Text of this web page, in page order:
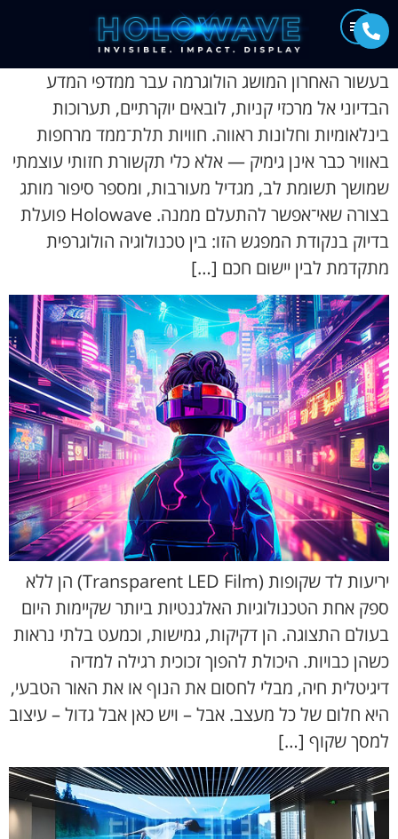
בעשור האחרון המושג הולוגרמה עבר ממדפי המדע
הבדיוני אל מרכזי קניות, לובאים יוקרתיים, תערוכות
בינלאומיות וחלונות ראווה. חוויות תלת־ממד מרחפות
באוויר כבר אינן גימיק — אלא כלי תקשורת חזותי עוצמתי
שמושך תשומת לב, מגדיל מעורבות, ומספר סיפור מותג
בצורה שאי־אפשר להתעלם ממנה. Holowave פועלת
בדיוק בנקודת המפגש הזו: בין טכנולוגיה הולוגרפית
מתקדמת לבין יישום חכם […]
יריעות לד שקופות (Transparent LED Film) הן ללא
ספק אחת הטכנולוגיות האלגנטיות ביותר שקיימות היום
בעולם התצוגה. הן דקיקות, גמישות, וכמעט בלתי נראות
כשהן כבויות. היכולת להפוך זכוכית רגילה למדיה
דיגיטלית חיה, מבלי לחסום את הנוף או את האור הטבעי,
היא חלום של כל מעצב. אבל – ויש כאן אבל גדול – עיצוב
למסך שקוף […]